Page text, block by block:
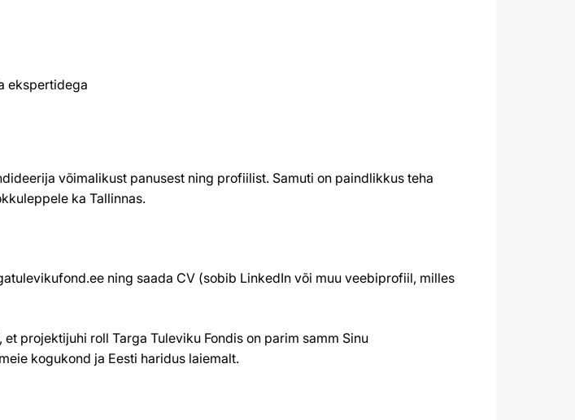
ekspertidega
võimalikust panusest ning profiilist. Samuti on paindlikkus teha
ka Tallinnas.
ning saada CV (sobib LinkedIn või muu veebiprofiil, milles
projektijuhi roll Targa Tuleviku Fondis on parim samm Sinu
kogukond ja Eesti haridus laiemalt.